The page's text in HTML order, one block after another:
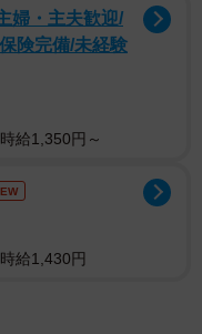
供）
をイメージし、アイ
容（150〜200字）を
の設立に関わり、二
婦・主夫歓迎/
険完備/未経験
給1,350円～
給1,430円